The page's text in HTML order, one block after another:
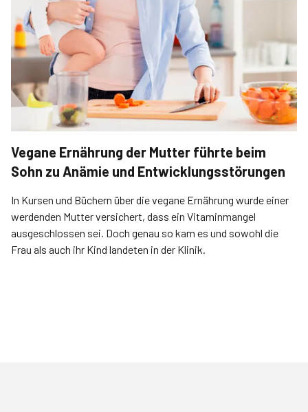
Vegane Ernährung der Mutter führte beim
Sohn zu Anämie und Entwicklungsstörungen
In Kursen und Büchern über die vegane Ernährung wurde einer
werdenden Mutter versichert, dass ein Vitaminmangel
ausgeschlossen sei. Doch genau so kam es und sowohl die
Frau als auch ihr Kind landeten in der Klinik.